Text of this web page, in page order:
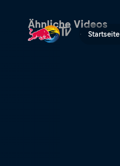
Startseite
Ähnliche Videos